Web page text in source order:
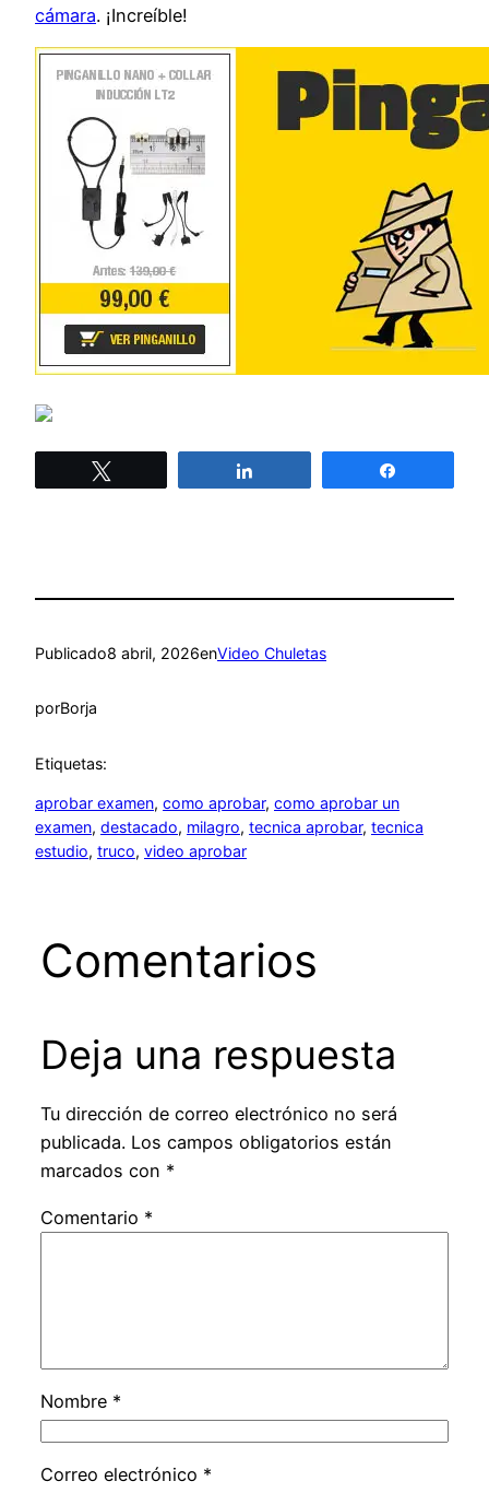
cámara. ¡Increíble!
Publicado8 abril, 2026enVideo Chuletas
porBorja
Etiquetas:
aprobar examen, como aprobar, como aprobar un
examen, destacado, milagro, tecnica aprobar, tecnica
estudio, truco, video aprobar
Comentarios
Deja una respuesta
Tu dirección de correo electrónico no será
publicada. Los campos obligatorios están
marcados con *
Comentario *
Nombre *
Correo electrónico *